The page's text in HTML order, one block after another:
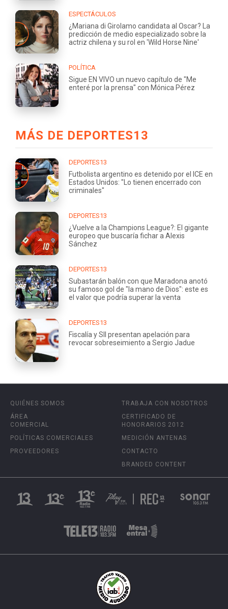
ESPECTÁCULOS
¿Mariana di Girolamo candidata al Oscar? La
predicción de medio especializado sobre la
actriz chilena y su rol en 'Wild Horse Nine'
POLÍTICA
Sigue EN VIVO un nuevo capítulo de "Me
enteré por la prensa" con Mónica Pérez
MÁS DE DEPORTES13
DEPORTES13
Futbolista argentino es detenido por el ICE en
Estados Unidos: "Lo tienen encerrado con
criminales"
DEPORTES13
¿Vuelve a la Champions League?: El gigante
europeo que buscaría fichar a Alexis
Sánchez
DEPORTES13
Subastarán balón con que Maradona anotó
su famoso gol de "la mano de Dios": este es
el valor que podría superar la venta
DEPORTES13
Fiscalía y SII presentan apelación para
revocar sobreseimiento a Sergio Jadue
QUIÉNES SOMOS
ÁREA
COMERCIAL
POLÍTICAS COMERCIALES
PROVEEDORES
TRABAJA CON NOSOTROS
CERTIFICADO DE
HONORARIOS 2012
MEDICIÓN ANTENAS
CONTACTO
BRANDED CONTENT